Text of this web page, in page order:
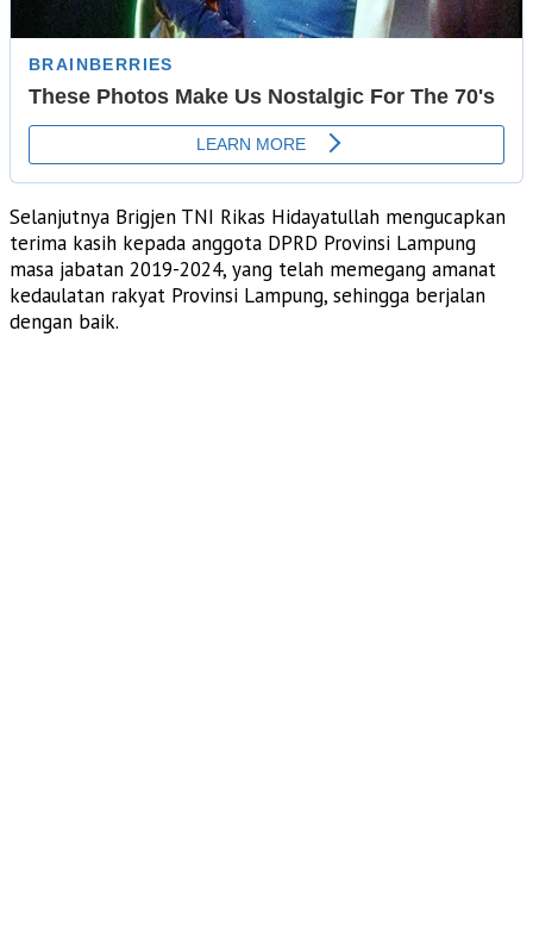
Selanjutnya Brigjen TNI Rikas Hidayatullah mengucapkan
terima kasih kepada anggota DPRD Provinsi Lampung
masa jabatan 2019-2024, yang telah memegang amanat
kedaulatan rakyat Provinsi Lampung, sehingga berjalan
dengan baik.